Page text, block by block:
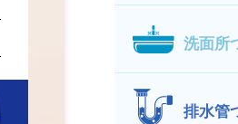
洗面所
排水管